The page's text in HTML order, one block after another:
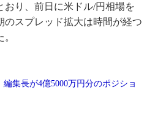
おり、前日に米ドル/円相場を
のスプレッド拡大は時間が経つ
集長が4億5000万円分のポジショ